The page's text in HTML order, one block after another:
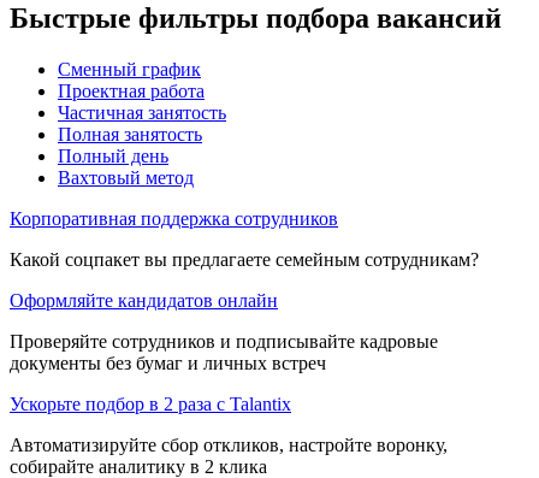
Быстрые фильтры подбора вакансий
Сменный график
Проектная работа
Частичная занятость
Полная занятость
Полный день
Вахтовый метод
Корпоративная поддержка сотрудников
Какой соцпакет вы предлагаете семейным сотрудникам?
Оформляйте кандидатов онлайн
Проверяйте сотрудников и подписывайте кадровые
документы без бумаг и личных встреч
Ускорьте подбор в 2 раза с Talantix
Автоматизируйте сбор откликов, настройте воронку,
собирайте аналитику в 2 клика